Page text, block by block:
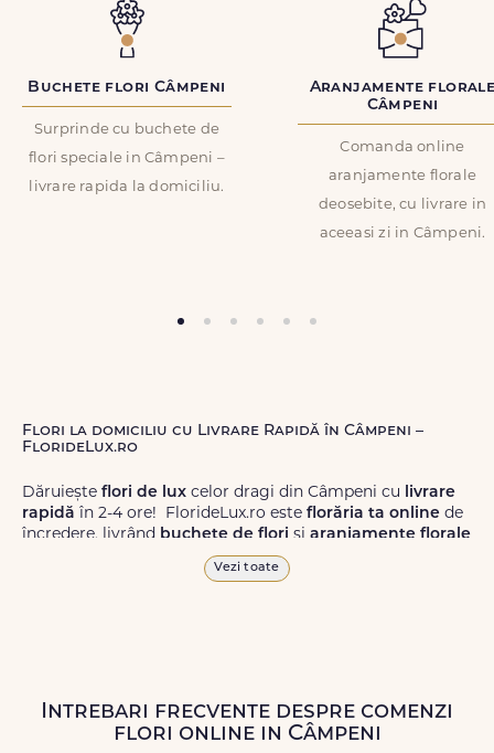
Buchete flori Câmpeni
Surprinde cu buchete de
flori speciale in Câmpeni –
livrare rapida la domiciliu.
Aranjamente
Câmpeni
Comanda online
aranjamente florale
deosebite, cu livrare in
aceeasi zi in Câmpeni.
Flori la domiciliu cu Livrare Rapidă în Câmpeni –
FlorideLux.ro
Dăruiește flori de lux celor dragi din Câmpeni cu livrare
rapidă în 2-4 ore! FlorideLux.ro este florăria ta online de
încredere, livrând buchete de flori și aranjamente florale
de calitate superioară în Câmpeni și în toată România.
Livrăm buchete de florichiar și în weekend, pentru ca tu
să poți adresa un gest frumos atunci când ai nevoie.
Vezi toate
Intrebari frecvente despre comenzi
flori online in Câmpeni